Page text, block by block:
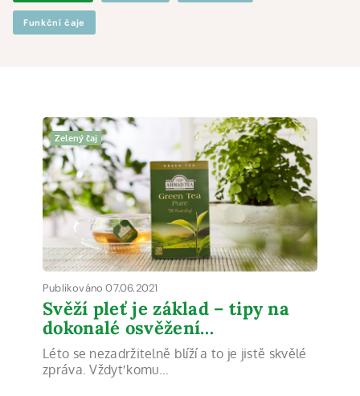
Funkční čaje
Zelený čaj
Publikováno 07.06.2021
Svěží pleť je základ – tipy na
dokonalé osvěžení…
Léto se nezadržitelně blíží a to je jistě skvělé
zpráva. Vždyť komu…